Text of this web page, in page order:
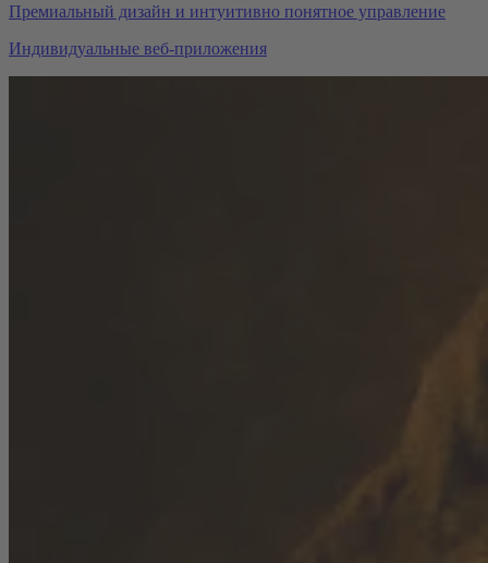
Премиальный дизайн и интуитивно понятное управление
Индивидуальные веб-приложения